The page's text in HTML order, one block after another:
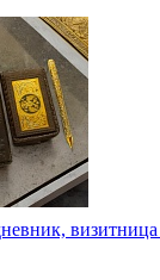
визитница